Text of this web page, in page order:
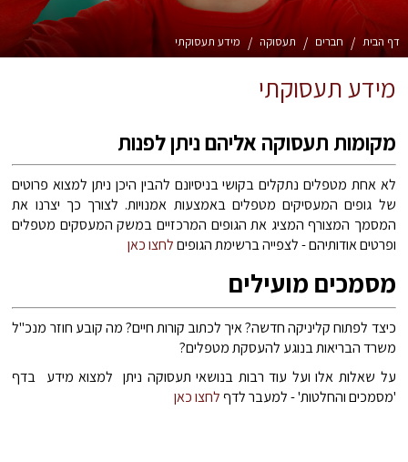
דף הבית / חברים / תעסוקה / מידע תעסוקתי
מידע תעסוקתי
מקומות תעסוקה אליהם ניתן לפנות
לא אחת מטפלים נתקלים בקושי בניסיונם להבין היכן ניתן למצוא פרוטים
של גופים המעסיקים מטפלים באמצעות אמנויות. לצורך כך יצרנו את
המסמך המצורף המציג את הגופים המרכזיים במשק המעסקים מטפלים
ופרטים אודותיהם - לצפייה ברשימת הגופיםלחצו כאן
מסמכים מועילים
כיצד לפתוח קליניקה חדשה? איך לכתוב קורות חיים? מה קובע חוזר מנכ"ל
משרד הבריאות בנוגע להעסקת מטפלים?
על שאלות אלו ועל עוד רבות בנושאי תעסוקה ניתן למצוא מידע בדף
'מסמכים והחלטות' - למעבר לדףלחצו כאן